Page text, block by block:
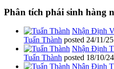
Phân tích phái sinh hàng
Nhận Định
Tuấn Thành posted 24/11/25
Nhận Định
Tuấn Thành posted 18/10/24
Nhận Định